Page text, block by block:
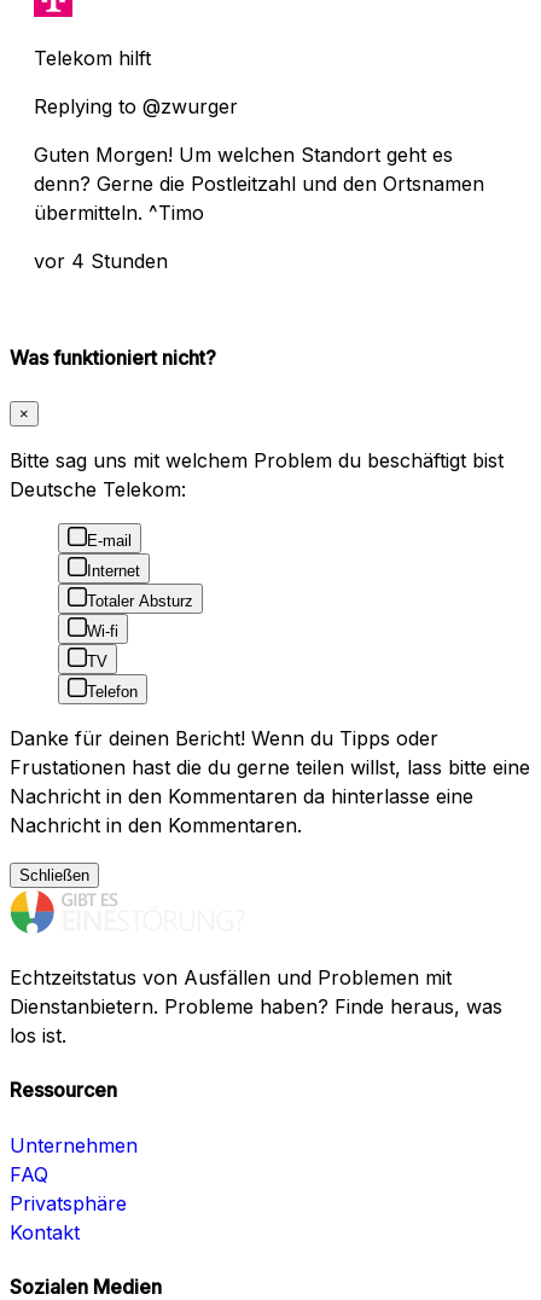
Telekom hilft
Replying to @zwurger
Guten Morgen! Um welchen Standort geht es
denn? Gerne die Postleitzahl und den Ortsnamen
übermitteln. ^Timo
vor 4 Stunden
Was funktioniert nicht?
×
Bitte sag uns mit welchem Problem du beschäftigt bist
Deutsche Telekom:
E-mail
Internet
Totaler Absturz
Wi-fi
TV
Telefon
Danke für deinen Bericht! Wenn du Tipps oder
Frustationen hast die du gerne teilen willst, lass bitte eine
Nachricht in den Kommentaren da hinterlasse eine
Nachricht in den Kommentaren.
Schließen
Echtzeitstatus von Ausfällen und Problemen mit
Dienstanbietern. Probleme haben? Finde heraus, was
los ist.
Ressourcen
Unternehmen
FAQ
Privatsphäre
Kontakt
Sozialen Medien